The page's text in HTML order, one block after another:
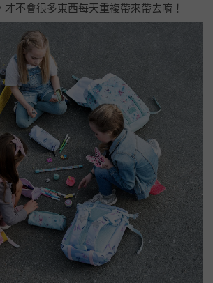
不會很多東西每天重複帶來帶去唷！